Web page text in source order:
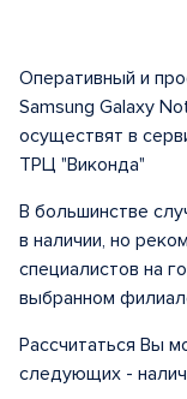
Оперативный и
Samsung Galaxy
осуществят в
ТРЦ "Виконда"
В большинстве
в наличии, но
специалистов на
выбранном
Рассчитаться Вы
следующих -